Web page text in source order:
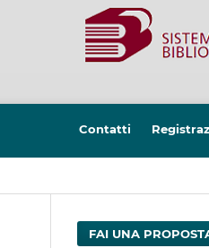
Contatti
FAI UNA